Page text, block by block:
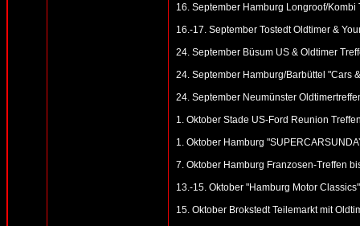
16. September Hamburg Longroof/
16.-17. September Tostedt Oldtimer &
24. September Büsum US & Oldtimer
24. September Hamburg/Barbüttel "Cars
24. September Neumünster
1. Oktober Stade US-Ford Reunion
1. Oktober Hamburg
7. Oktober Hamburg Franzosen-Treffen
13.-15. Oktober "Hamburg Motor
15. Oktober Brokstedt Teilemarkt mit